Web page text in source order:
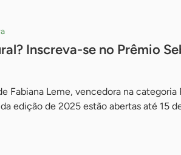
Inscreva-se no Prêmio
Fabiana Leme, vencedora na categoria
edição de 2025 estão abertas até 15